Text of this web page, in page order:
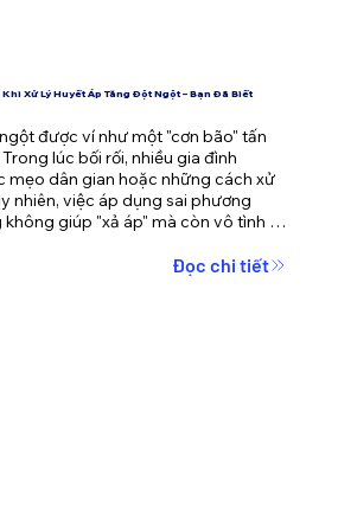
Xử Lý Huyết Áp Tăng Đột Ngột – Bạn Đã Biết
được ví như một "cơn bão" tấn
lúc bối rối, nhiều gia đình
mẹo dân gian hoặc những cách xử
nhiên, việc áp dụng sai phương
giúp "xả áp" mà còn vô tình
Đọc chi tiết